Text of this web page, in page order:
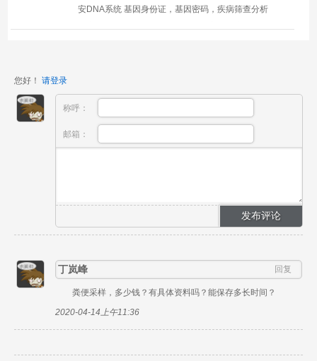
安DNA系统 基因身份证，基因密码，疾病筛查分析
您好！ 请登录
称呼：
邮箱：
丁岚峰 回复
粪便采样，多少钱？有具体资料吗？能保存多长时间？
2020-04-14上午11:36